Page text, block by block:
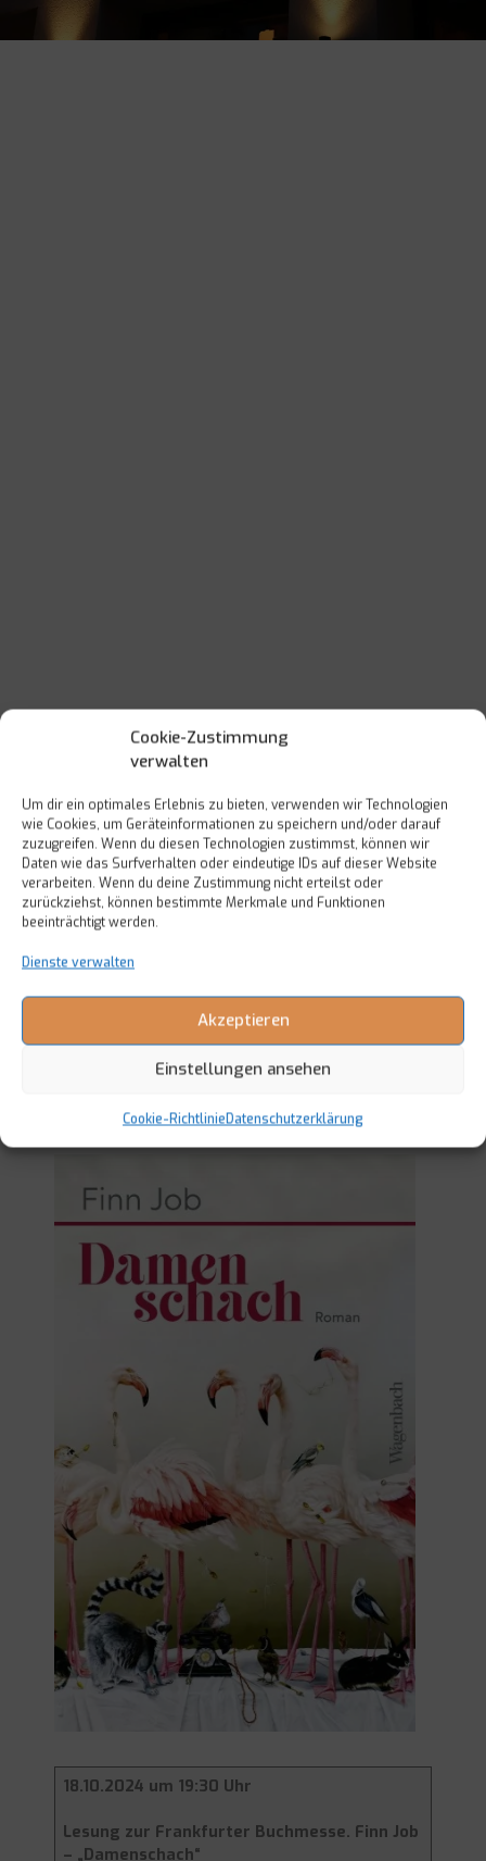
Cookie-Zustimmung
verwalten
Um dir ein optimales Erlebnis zu bieten, verwenden wir Technologien
wie Cookies, um Geräteinformationen zu speichern und/oder darauf
zuzugreifen. Wenn du diesen Technologien zustimmst, können wir
Daten wie das Surfverhalten oder eindeutige IDs auf dieser Website
verarbeiten. Wenn du deine Zustimmung nicht erteilst oder
zurückziehst, können bestimmte Merkmale und Funktionen
beeinträchtigt werden.
Dienste verwalten
Akzeptieren
Einstellungen ansehen
Cookie-RichtlinieDatenschutzerklärung
18.10.2024 um 19:30 Uhr
Lesung zur Frankfurter Buchmesse. Finn Job
– „Damenschach“